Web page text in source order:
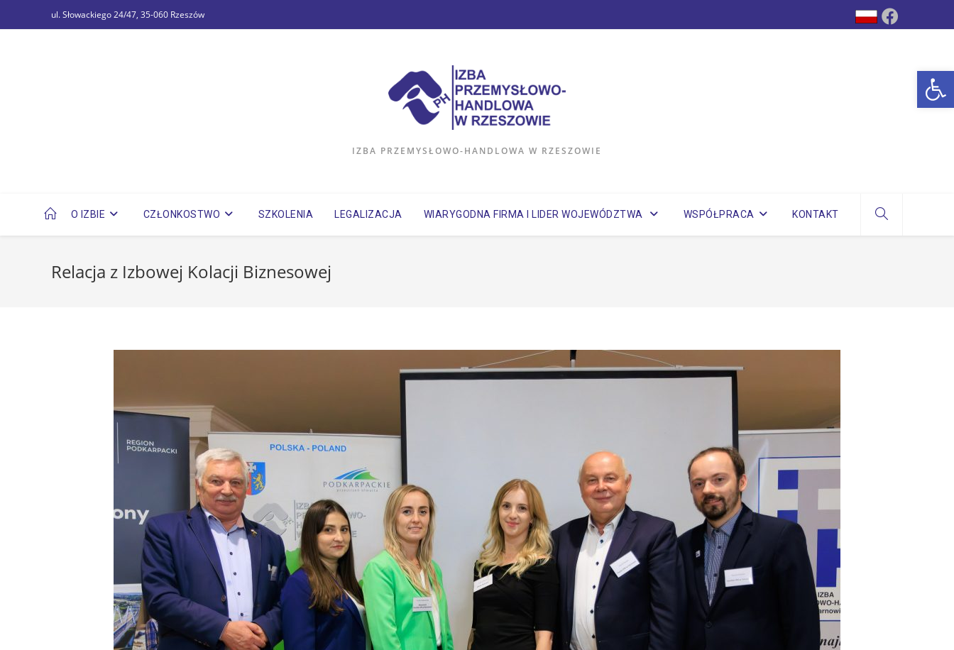
ul. Słowackiego 24/47, 35-060 Rzeszów
IZBA PRZEMYSŁOWO-HANDLOWA W RZESZOWIE
O IZBIE CZŁONKOSTWO SZKOLENIA LEGALIZACJA WIARYGODNA FIRMA I LIDER WOJEWÓDZTWA WSPÓŁPRACA KONTAKT
Relacja z Izbowej Kolacji Biznesowej